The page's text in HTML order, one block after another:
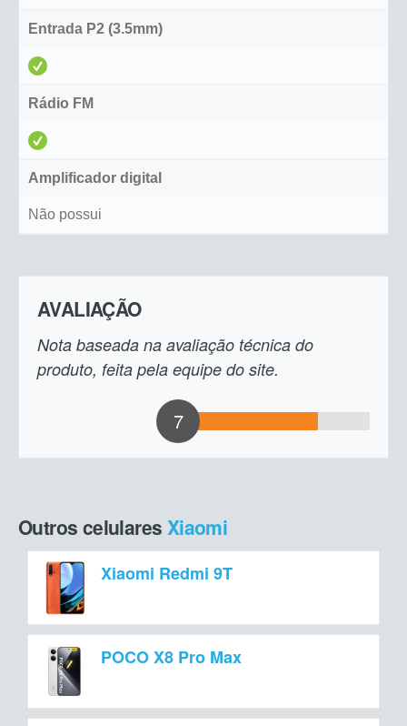
Entrada P2 (3.5mm)
Rádio FM
Amplificador digital
Não possui
AVALIAÇÃO
Nota baseada na avaliação técnica do
produto, feita pela equipe do site.
7
Outros celulares Xiaomi
Xiaomi Redmi 9T
POCO X8 Pro Max